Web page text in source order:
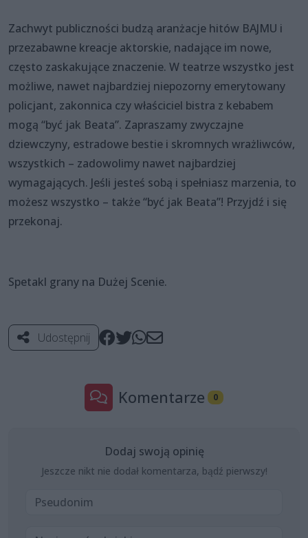
Zachwyt publiczności budzą aranżacje hitów BAJMU i
przezabawne kreacje aktorskie, nadające im nowe,
często zaskakujące znaczenie. W teatrze wszystko jest
możliwe, nawet najbardziej niepozorny emerytowany
policjant, zakonnica czy właściciel bistra z kebabem
mogą “być jak Beata”. Zapraszamy zwyczajne
dziewczyny, estradowe bestie i skromnych wrażliwców,
wszystkich – zadowolimy nawet najbardziej
wymagających. Jeśli jesteś sobą i spełniasz marzenia, to
możesz wszystko – także “być jak Beata”! Przyjdź i się
przekonaj.
Spetakl grany na Dużej Scenie.
Udostępnij
Komentarze 0
Dodaj swoją opinię
Jeszcze nikt nie dodał komentarza, bądź pierwszy!